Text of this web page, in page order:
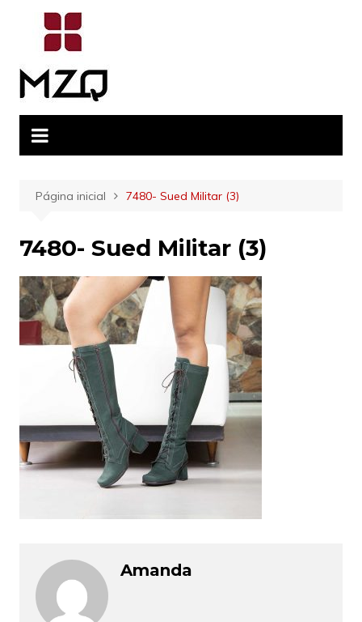
conteúdo
Página inicial 7480- Sued Militar (3)
7480- Sued Militar (3)
Amanda